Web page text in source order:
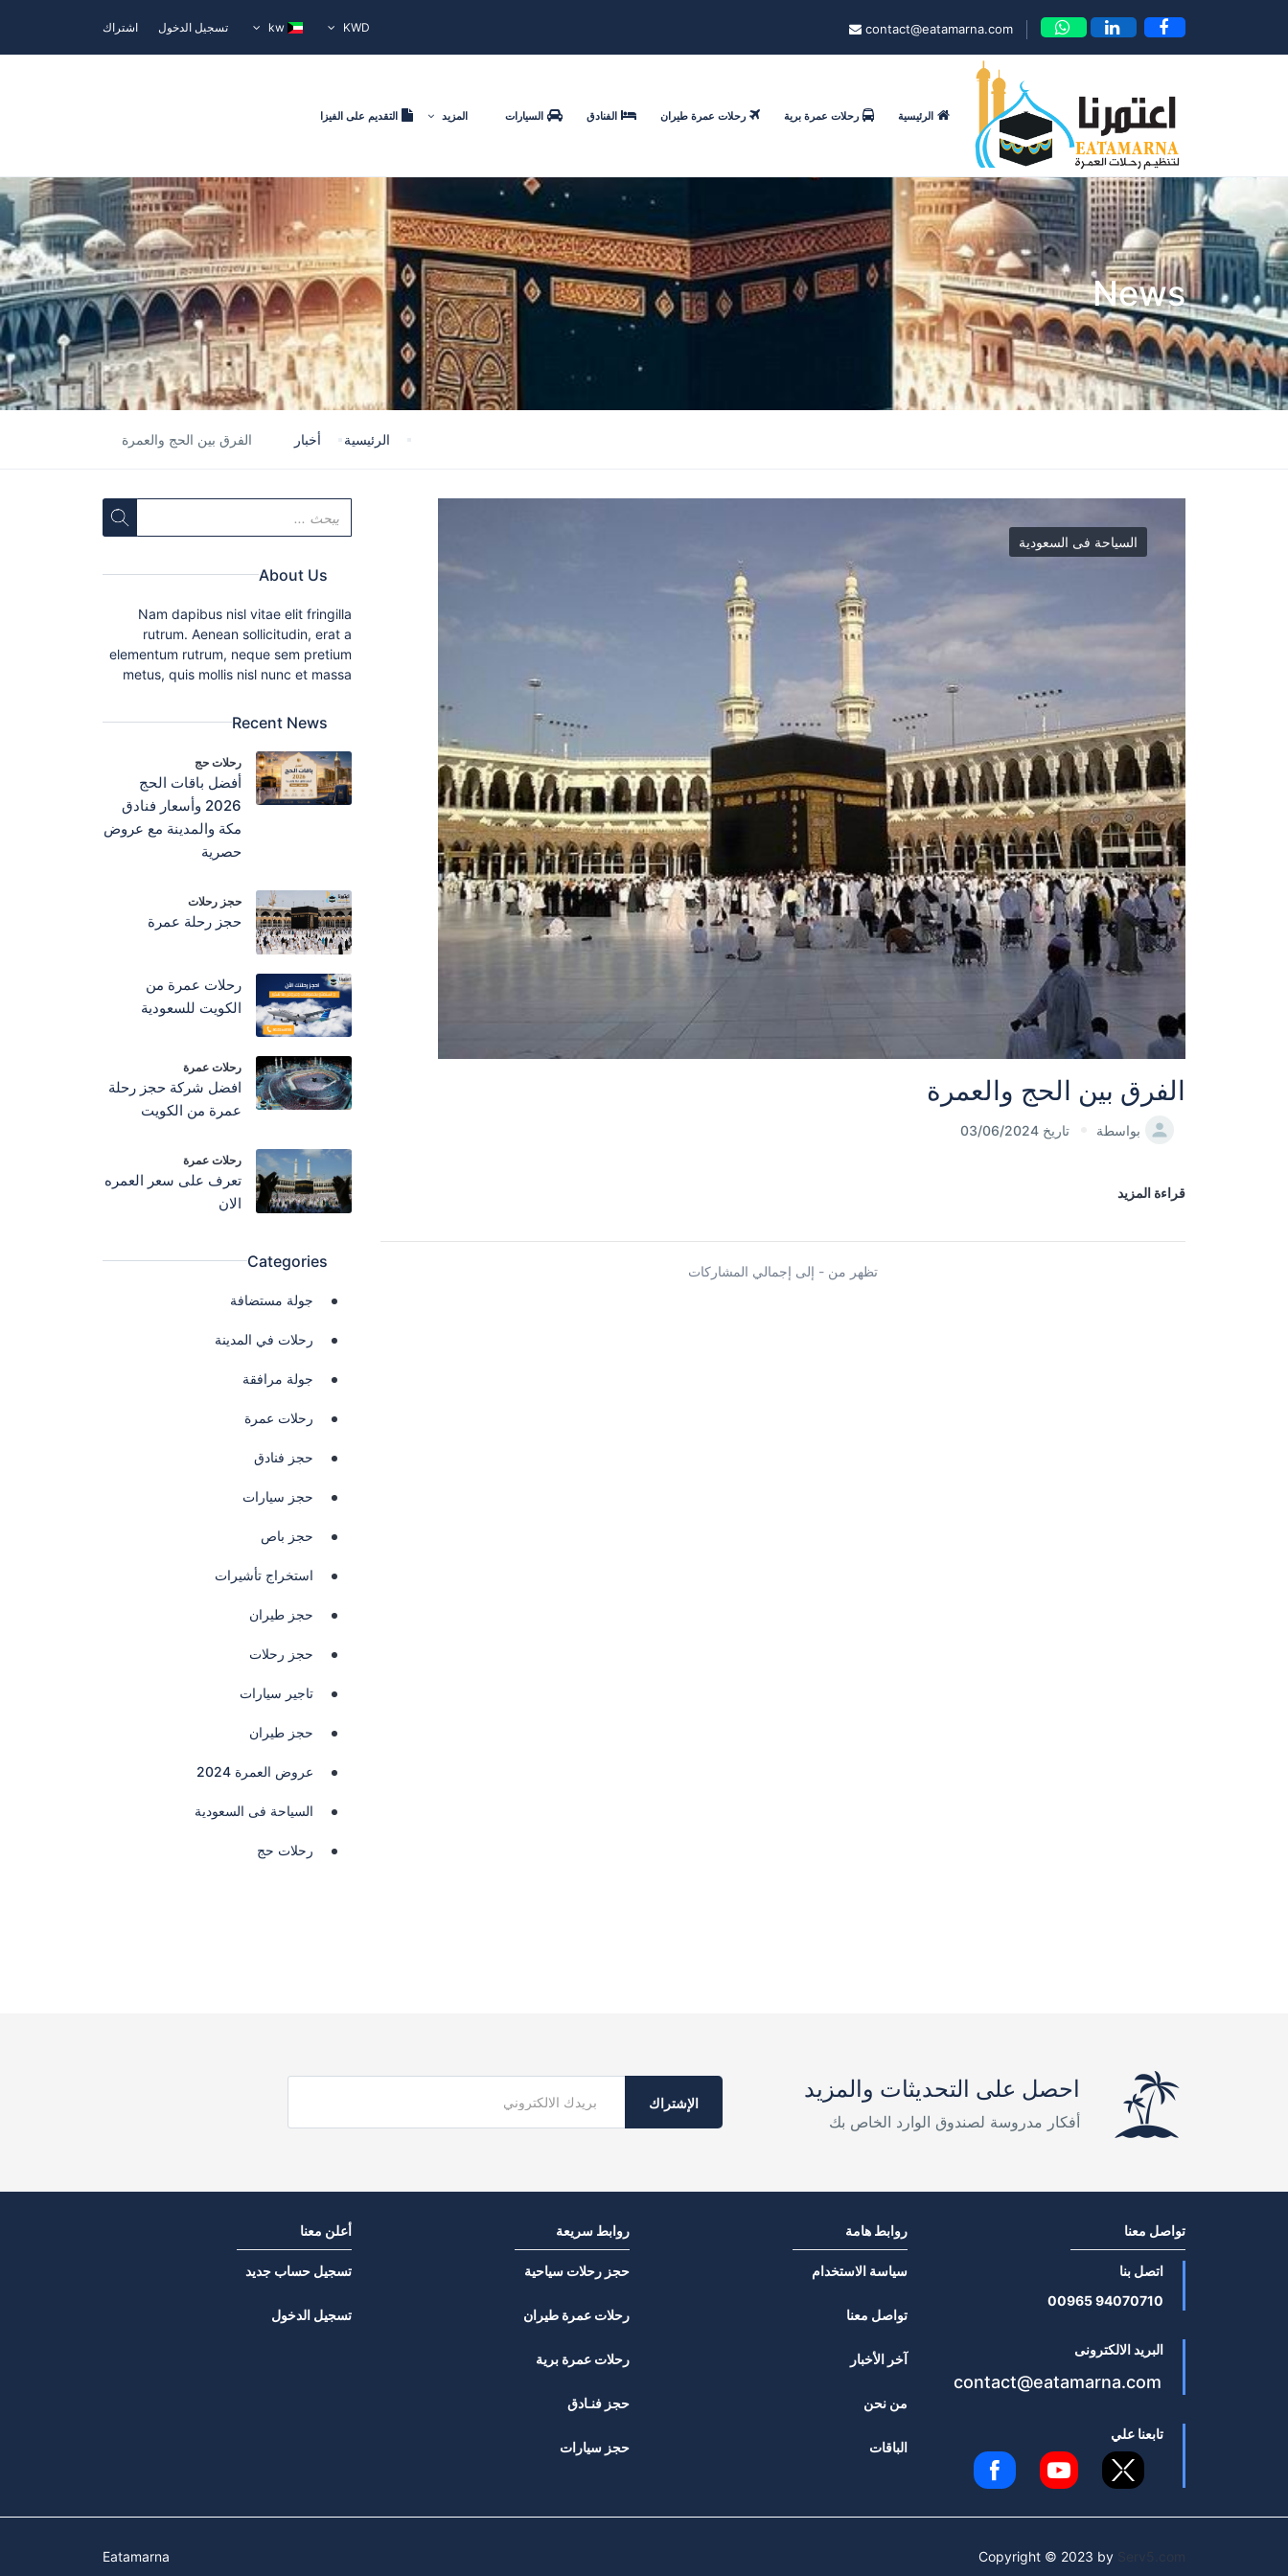
contact@eatamarna.com
KWD تسجيل الدخول اشتراك
الرئيسية رحلات عمرة برية رحلات عمرة طيران الفنادق السيارات المزيد التقديم على الفيزا
News
الرئيسية أخبار الفرق بين الحج والعمرة
السياحة فى السعودية
الفرق بين الحج والعمرة
بواسطة تاريخ 03/06/2024
قراءة المزيد
تظهر من - إلى إجمالي المشاركات
About Us
Nam dapibus nisl vitae elit fringilla
rutrum. Aenean sollicitudin, erat a
elementum rutrum, neque sem pretium
metus, quis mollis nisl nunc et massa
Recent News
رحلات حج
أفضل باقات الحج
2026 وأسعار فنادق
مكة والمدينة مع عروض
حصرية
حجز رحلات
حجز رحلة عمرة
رحلات عمرة من
الكويت للسعودية
رحلات عمرة
افضل شركة حجز رحلة
عمرة من الكويت
رحلات عمرة
تعرف على سعر العمره
الان
Categories
جولة مستضافة
رحلات في المدينة
جولة مرافقة
رحلات عمرة
حجز فنادق
حجز سيارات
حجز باص
استخراج تأشيرات
حجز طيران
حجز رحلات
تاجير سيارات
حجز طيران
عروض العمرة 2024
السياحة فى السعودية
رحلات حج
احصل على التحديثات والمزيد
أفكار مدروسة لصندوق الوارد الخاص بك
الإشتراك
تواصل معنا
اتصل بنا
94070710 00965
البريد الالكترونى
contact@eatamarna.com
تابعنا علي
روابط هامة
سياسة الاستخدام
تواصل معنا
آخر الأخبار
من نحن
الباقات
روابط سريعة
حجز رحلات سياحية
رحلات عمرة طيران
رحلات عمرة برية
حجز فنـادق
حجز سيارات
أعلن معنا
تسجيل حساب جديد
تسجيل الدخول
Copyright © 2023 by
Eatamarna